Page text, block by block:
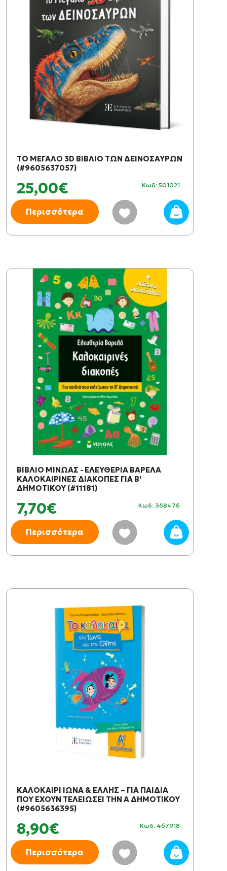
ΤΟ ΜΕΓΑΛΟ 3D ΒΙΒΛΙΟ ΤΩΝ ΔΕΙΝΟΣΑΥΡΩΝ
(#9605637057)
25,00€ Κωδ: 501021
Περισσότερα
ΒΙΒΛΙΟ ΜΙΝΩΑΣ - ΕΛΕΥΘΕΡΙΑ ΒΑΡΕΛΑ
ΚΑΛΟΚΑΙΡΙΝΕΣ ΔΙΑΚΟΠΕΣ ΓΙΑ B'
ΔΗΜΟΤΙΚΟΥ (#11181)
7,70€ Κωδ: 368476
Περισσότερα
ΚΑΛΟΚΑΙΡΙ ΙΩΝΑ & ΕΛΛΗΣ – ΓΙΑ ΠΑΙΔΙΑ
ΠΟΥ ΕΧΟΥΝ ΤΕΛΕΙΩΣΕΙ ΤΗΝ Α ΔΗΜΟΤΙΚΟΥ
(#9605636395)
8,90€ Κωδ: 467918
Περισσότερα